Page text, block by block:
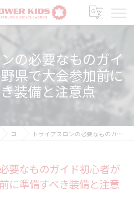
の必要なものガイ
県で大会参加前に
装備と注意点
コラム トライアスロンの必要なものガイド初心者が長野県で大会参加前に準備すべき装備と注意点
要なものガイド初心者が
に準備すべき装備と注意